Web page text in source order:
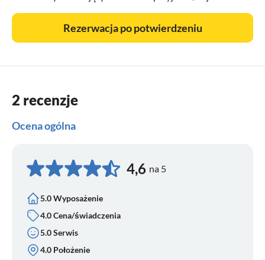
Rezerwacja po potwierdzeniu
2 recenzje
Ocena ogólna
4,6 na 5
5.0 Wyposażenie
4.0 Cena/świadczenia
5.0 Serwis
4.0 Położenie